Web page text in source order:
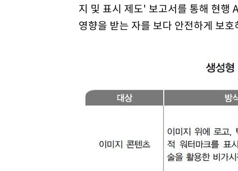
지 및 표시 제도' 보고서를 통해 현행
영향을 받는 자를 보다 안전하게 보